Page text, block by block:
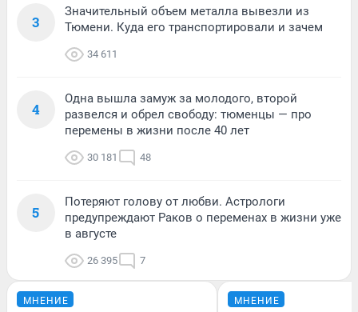
3
Значительный объем металла вывезли из
Тюмени. Куда его транспортировали и зачем
34 611
4
Одна вышла замуж за молодого, второй
развелся и обрел свободу: тюменцы — про
перемены в жизни после 40 лет
30 181 48
5
Потеряют голову от любви. Астрологи
предупреждают Раков о переменах в жизни уже
в августе
26 395 7
МНЕНИЕ МНЕНИЕ